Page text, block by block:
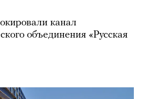
канал
объединения «Русская